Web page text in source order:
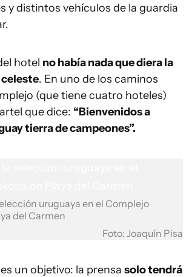
y distintos vehículos de la guardia
hotel no había nada que diera la
celeste. En uno de los caminos
(que tiene cuatro hoteles)
que dice: “Bienvenidos a
tierra de campeones”.
uruguaya en el Complejo
del Carmen
Foto: Joaquín Pisa
es un objetivo: la prensa solo tendrá